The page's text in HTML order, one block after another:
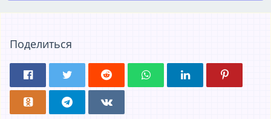
Поделиться